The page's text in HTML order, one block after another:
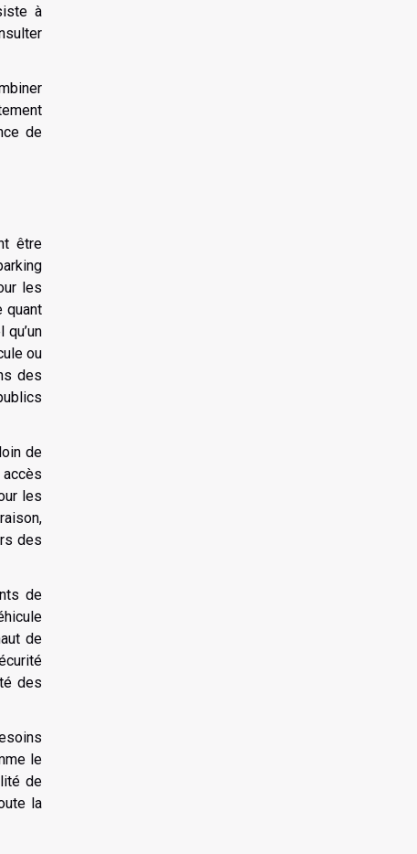
à
de
être
les
quant
ou
des
de
les
des
de
de
des
le
de
la